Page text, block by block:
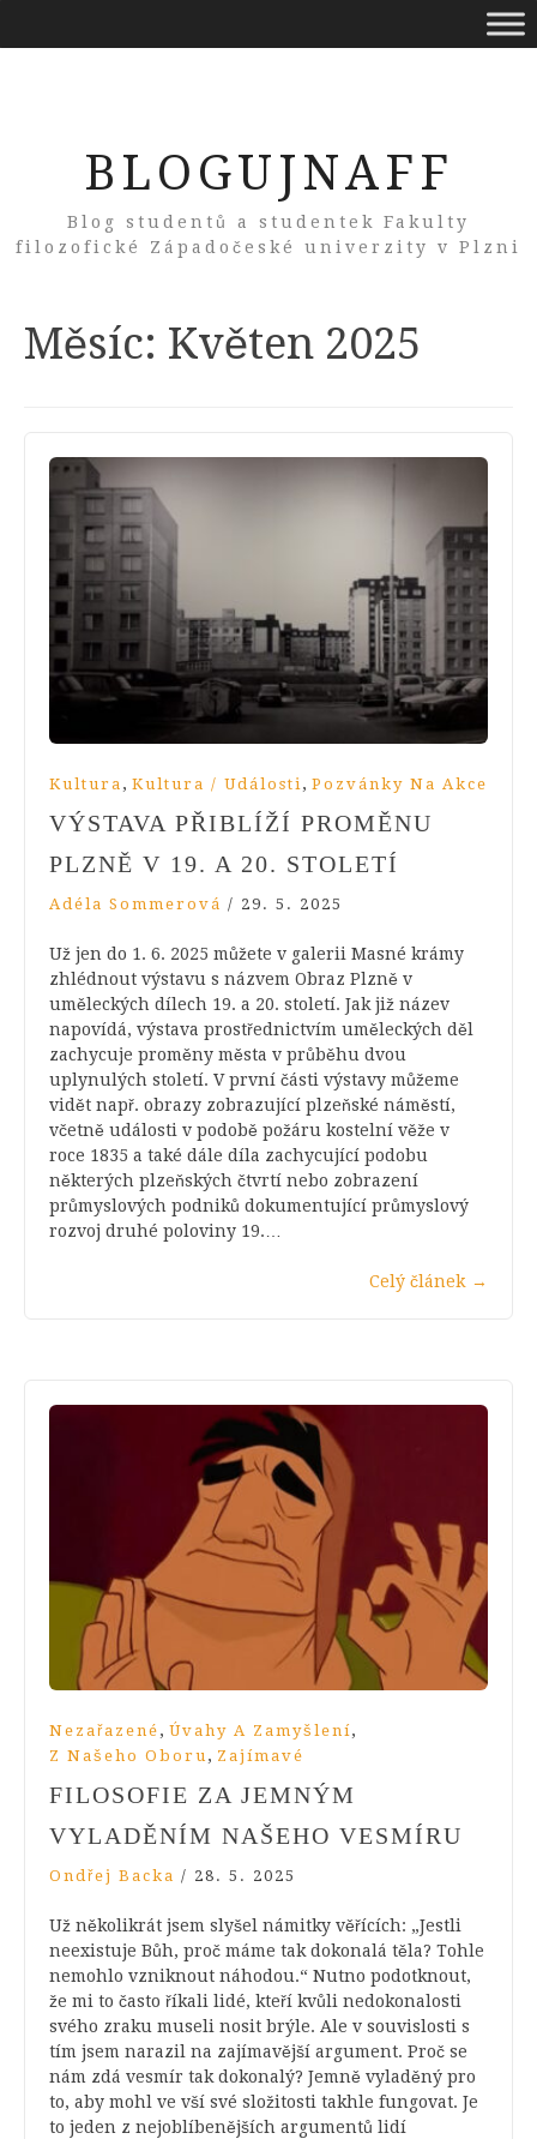
BLOGUJNAFF
Blog studentů a studentek Fakulty
filozofické Západočeské univerzity v Plzni
Měsíc: Květen 2025
Kultura , Kultura / Události , Pozvánky Na Akce
VÝSTAVA PŘIBLÍŽÍ PROMĚNU
PLZNĚ V 19. A 20. STOLETÍ
Adéla Sommerová / 29. 5. 2025
Už jen do 1. 6. 2025 můžete v galerii Masné krámy
zhlédnout výstavu s názvem Obraz Plzně v
uměleckých dílech 19. a 20. století. Jak již název
napovídá, výstava prostřednictvím uměleckých děl
zachycuje proměny města v průběhu dvou
uplynulých století. V první části výstavy můžeme
vidět např. obrazy zobrazující plzeňské náměstí,
včetně události v podobě požáru kostelní věže v
roce 1835 a také dále díla zachycující podobu
některých plzeňských čtvrtí nebo zobrazení
průmyslových podniků dokumentující průmyslový
rozvoj druhé poloviny 19.…
Celý článek →
Nezařazené , Úvahy A Zamyšlení,
Z Našeho Oboru, Zajímavé
FILOSOFIE ZA JEMNÝM
VYLADĚNÍM NAŠEHO VESMÍRU
Ondřej Backa / 28. 5. 2025
Už několikrát jsem slyšel námitky věřících: „Jestli
neexistuje Bůh, proč máme tak dokonalá těla? Tohle
nemohlo vzniknout náhodou.“ Nutno podotknout,
že mi to často říkali lidé, kteří kvůli nedokonalosti
svého zraku museli nosit brýle. Ale v souvislosti s
tím jsem narazil na zajímavější argument. Proč se
nám zdá vesmír tak dokonalý? Jemně vyladěný pro
to, aby mohl ve vší své složitosti takhle fungovat. Je
to jeden z nejoblíbenějších argumentů lidí